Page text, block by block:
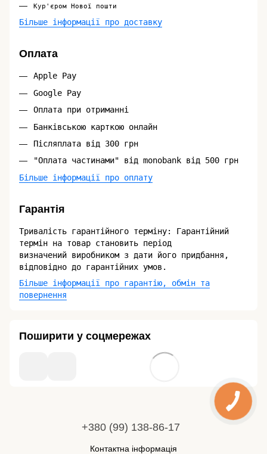
Кур'єром Нової пошти
Більше інформації про доставку
Оплата
Apple Pay
Google Pay
Оплата при отриманні
Банківською карткою онлайн
Післяплата від 300 грн
"Оплата частинами" від monobank від 500 грн
Більше інформації про оплату
Гарантія
Тривалість гарантійного терміну: Гарантійний
термін на товар становить період
визначений виробником з дати його придбання,
відповідно до гарантійних умов.
Більше інформації про гарантію, обмін та
повернення
Поширити у соцмережах
+380 (99) 138-86-17
Контактна інформація